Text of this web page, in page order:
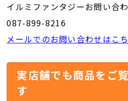
イルミファンタジーお問い合
087-899-8216
メールでのお問い合わせはこ
実店舗でも商品をご
す